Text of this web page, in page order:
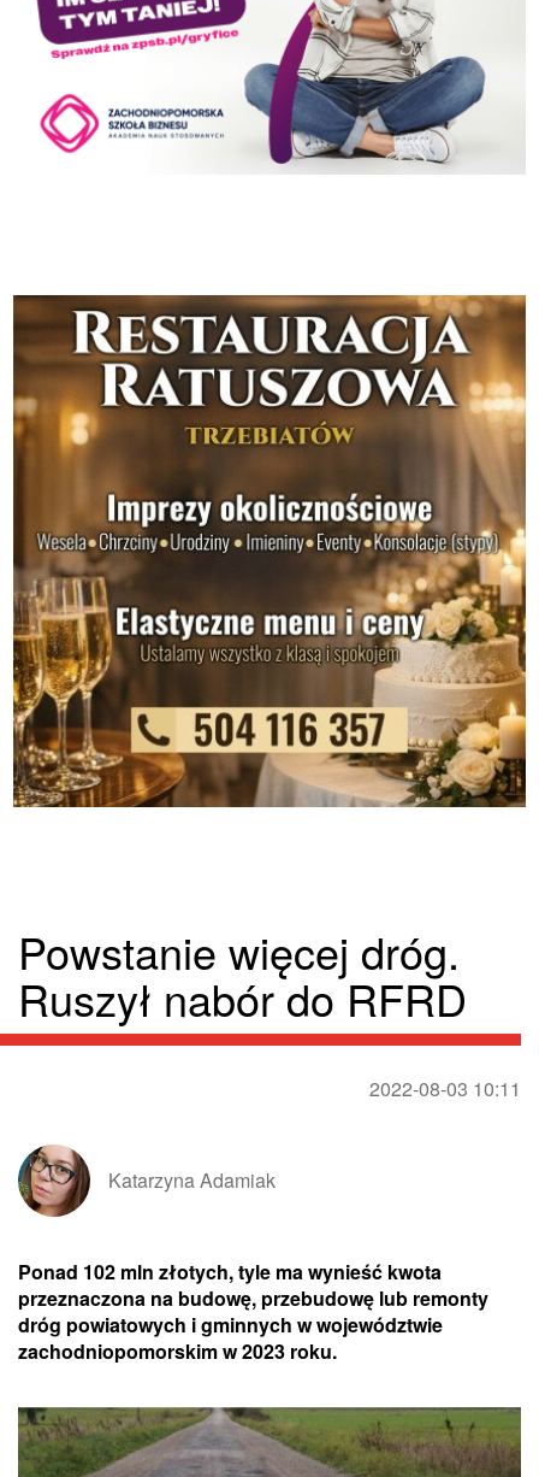
Powstanie więcej dróg.
Ruszył nabór do RFRD
2022-08-03 10:11
Katarzyna Adamiak
Ponad 102 mln złotych, tyle ma wynieść kwota
przeznaczona na budowę, przebudowę lub remonty
dróg powiatowych i gminnych w województwie
zachodniopomorskim w 2023 roku.